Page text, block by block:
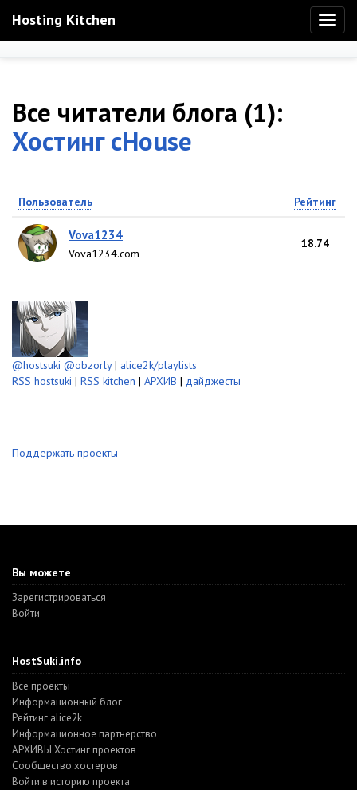
Hosting Kitchen
Все читатели блога (1):
Хостинг cHouse
Пользователь Рейтинг
Vova1234
Vova1234.com
18.74
@hostsuki @obzorly| alice2k/playlists
RSS hostsuki | RSS kitchen | АРХИВ | дайджесты
Поддержать проекты
Вы можете
Зарегистрироваться
Войти
HostSuki.info
Все проекты
Информационный блог
Рейтинг alice2k
Информационное партнерство
АРХИВЫ Хостинг проектов
Cообщество хостеров
Войти в историю проекта